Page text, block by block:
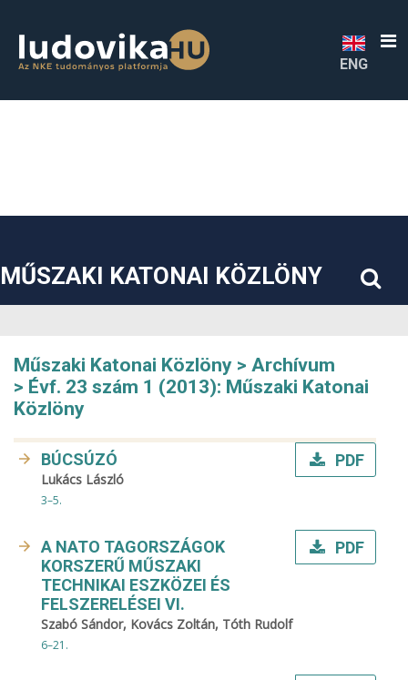
##plugins.themes.bootstrap3.accessible_menu.sidebar##
ENG
MŰSZAKI KATONAI KÖZLÖNY
Műszaki Katonai Közlöny
Archívum
Évf. 23 szám 1 (2013): Műszaki Katonai
Közlöny
BÚCSÚZÓ
Lukács László
3–5.
PDF
A NATO TAGORSZÁGOK
KORSZERŰ MŰSZAKI
TECHNIKAI ESZKÖZEI ÉS
FELSZERELÉSEI VI.
Szabó Sándor, Kovács Zoltán, Tóth Rudolf
6–21.
PDF